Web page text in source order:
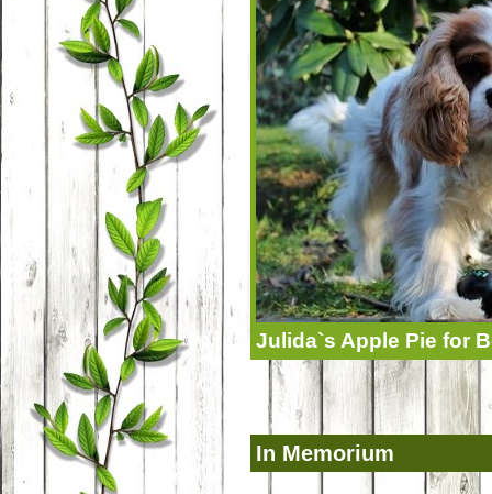
Julida`s Apple Pie for
In Memorium